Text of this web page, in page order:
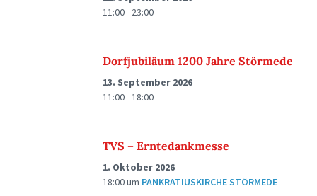
11:00 - 23:00
Dorfjubiläum 1200 Jahre Störmede
13. September 2026
11:00 - 18:00
TVS – Erntedankmesse
1. Oktober 2026
18:00um PANKRATIUSKIRCHE STÖRMEDE